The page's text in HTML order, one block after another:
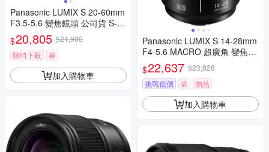
Panasonic LUMIX S 20-60mm
F3.5-5.6 變焦鏡頭 公司貨 S-R
2060
$20,805 $21,900
限時下殺
券
加入購物車
Panasonic LUMIX S 14-28mm
F4-5.6 MACRO 超廣角 變焦鏡
頭 公司貨 S-R1428
$22,637 $23,828
挑戰低價
券 贈品
加入購物車